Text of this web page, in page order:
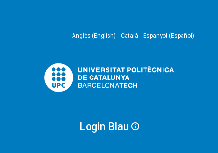
Anglès (English) Català Espanyol (Español)
Login Blau